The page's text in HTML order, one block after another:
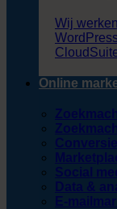
Wij
Online
Social
Data &
E-